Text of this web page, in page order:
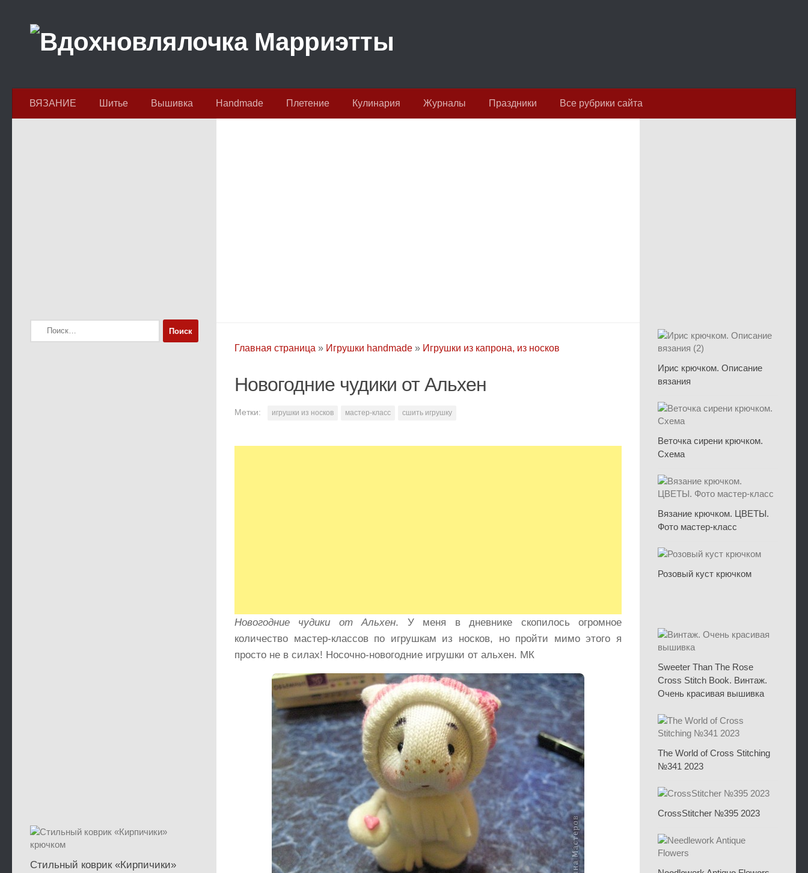
ВЯЗАНИЕ Шитье Вышивка Handmade Плетение Кулинария Журналы Праздники Все рубрики сайта
Главная страница » Игрушки handmade » Игрушки из капрона, из носков
Новогодние чудики от Альхен
Метки: игрушки из носков мастер-класс сшить игрушку
Новогодние чудики от Альхен. У меня в дневнике скопилось огромное
количество мастер-классов по игрушкам из носков, но пройти мимо этого я
просто не в силах! Носочно-новогодние игрушки от альхен. МК
Найти:
Стильный коврик «Кирпичики»
Ирис крючком. Описание
вязания
Веточка сирени крючком.
Схема
Вязание крючком. ЦВЕТЫ.
Фото мастер-класс
Розовый куст крючком
Sweeter Than The Rose
Cross Stitch Book. Винтаж.
Очень красивая вышивка
The World of Cross Stitching
№341 2023
CrossStitcher №395 2023